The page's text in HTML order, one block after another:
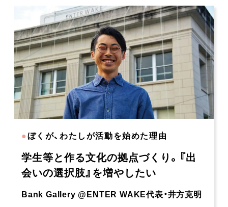
●ぼくが、わたしが活動を始めた理由
学生等と作る文化の拠点づくり。『出
会いの選択肢』を増やしたい
Bank Gallery @ENTER WAKE代表・井方克明